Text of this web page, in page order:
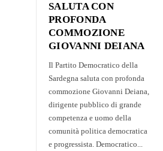
SALUTA CON
PROFONDA
COMMOZIONE
GIOVANNI DEIANA
Il Partito Democratico della
Sardegna saluta con profonda
commozione Giovanni Deiana,
dirigente pubblico di grande
competenza e uomo della
comunità politica democratica
e progressista. Democratico...